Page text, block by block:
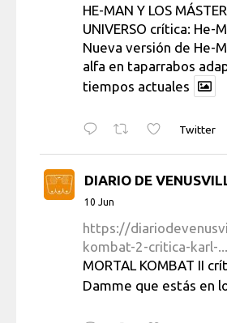
HE-MAN Y LOS
UNIVERSO crítica: He-
Nueva versión de He-
alfa en taparrabos
tiempos actuales
Twitter
DIARIO DE
10 Jun
https://
kombat-2-critica-karl-...
MORTAL KOMBAT II
Damme que estás en